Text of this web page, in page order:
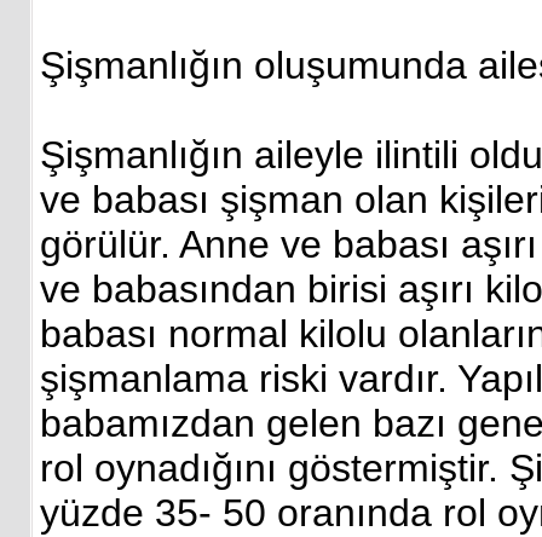
Şişmanlığın oluşumunda
Şişmanlığın aileyle ilintili
ve babası şişman olan
görülür. Anne ve babası
ve babasından birisi aşırı
babası normal kilolu
şişmanlama riski vardır.
babamızdan gelen bazı
rol oynadığını göstermiştir.
yüzde 35- 50 oranında rol